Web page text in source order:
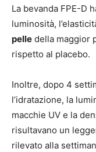
La bevanda FPE-D
luminosità,
pelle della maggior
rispetto al placebo.
Inoltre, dopo 4
l’idratazione, la
macchie UV e la
risultavano un
rilevato alla